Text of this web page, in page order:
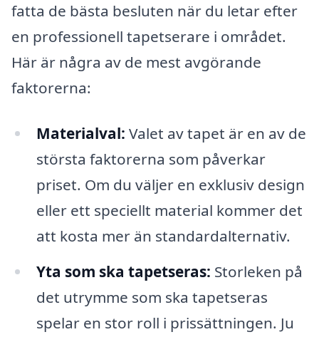
fatta de bästa besluten när du letar efter
en professionell tapetserare i området.
Här är några av de mest avgörande
faktorerna:
Materialval: Valet av tapet är en av de
största faktorerna som påverkar
priset. Om du väljer en exklusiv design
eller ett speciellt material kommer det
att kosta mer än standardalternativ.
Yta som ska tapetseras: Storleken på
det utrymme som ska tapetseras
spelar en stor roll i prissättningen. Ju